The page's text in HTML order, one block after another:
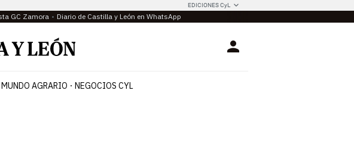
EDICIONES CyL
GC Zamora Diario de Castilla y León en WhatsApp
Login
MUNDO AGRARIO NEGOCIOS CYL